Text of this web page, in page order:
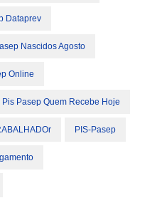
Dataprev
Nascidos Agosto
Online
Pis Pasep Quem Recebe Hoje
PIS-Pasep